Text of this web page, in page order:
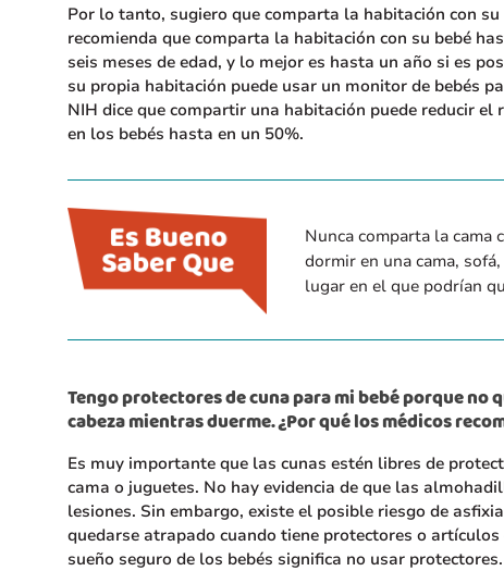
Por lo tanto, sugiero que comparta la habitación con su
recomienda que comparta la habitación con su bebé
seis meses de edad, y lo mejor es hasta un año si es
su propia habitación puede usar un monitor de bebés
NIH dice que compartir una habitación puede reducir el
en los bebés hasta en un 50%.
Nunca comparta la cama
dormir en una cama,
lugar en el que podrían
Tengo protectores de cuna para mi bebé porque no
cabeza mientras duerme. ¿Por qué los médicos
Es muy importante que las cunas estén libres de
cama o juguetes. No hay evidencia de que las
lesiones. Sin embargo, existe el posible riesgo de
quedarse atrapado cuando tiene protectores o
sueño seguro de los bebés significa no usar protectores.